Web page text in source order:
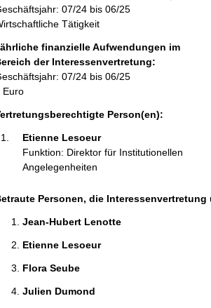
07/24 bis 06/25
Tätigkeit
finanzielle Aufwendungen im
der Interessenvertretung:
07/24 bis 06/25
Euro
Person(en):
Etienne Lesoeur
Funktion: Direktor für Institutionellen
Angelegenheiten
Personen, die
Jean-Hubert Lenotte
Etienne Lesoeur
Flora Seube
Julien Dumond